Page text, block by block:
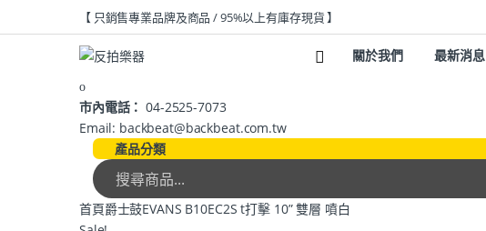
【 只銷售專業品牌及商品 / 95%以上有庫存現貨 】
關於我們 最新消息
市內電話： 04-2525-7073
Email: backbeat@backbeat.com.tw
產品分類
首頁爵士鼓EVANS B10EC2S t打擊 10” 雙層 噴白